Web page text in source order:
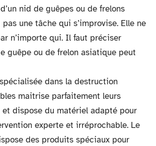
nid de guêpes ou de frelons
pas une tâche qui s’improvise. Elle ne
n’importe qui. Il faut préciser
guêpe ou de frelon asiatique peut
dans la destruction
maitrise parfaitement leurs
dispose du matériel adapté pour
experte et irréprochable. Le
des produits spéciaux pour